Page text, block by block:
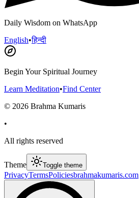
Daily Wisdom on WhatsApp
English•हिन्दी
Begin Your Spiritual Journey
Learn Meditation•Find Center
© 2026 Brahma Kumaris
•
All rights reserved
Theme Toggle theme
PrivacyTermsPoliciesbrahmakumaris.com